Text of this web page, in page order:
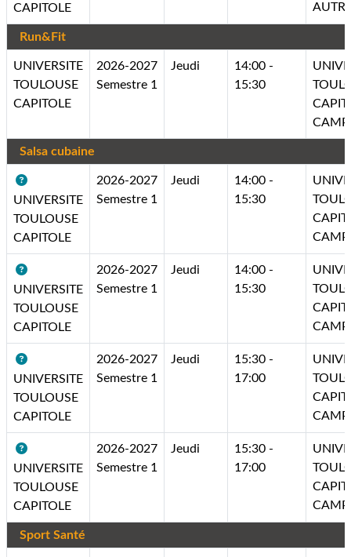
CAPITOLE
Run&Fit
UNIVERSITE
TOULOUSE
CAPITOLE
2026-2027
Semestre 1
Jeudi
14:00 -
15:30
Salsa cubaine
UNIVERSITE
TOULOUSE
CAPITOLE
2026-2027
Semestre 1
Jeudi
14:00 -
15:30
UNIVERSITE
TOULOUSE
CAPITOLE
2026-2027
Semestre 1
Jeudi
14:00 -
15:30
UNIVERSITE
TOULOUSE
CAPITOLE
2026-2027
Semestre 1
Jeudi
15:30 -
17:00
UNIVERSITE
TOULOUSE
CAPITOLE
2026-2027
Semestre 1
Jeudi
15:30 -
17:00
Sport Santé